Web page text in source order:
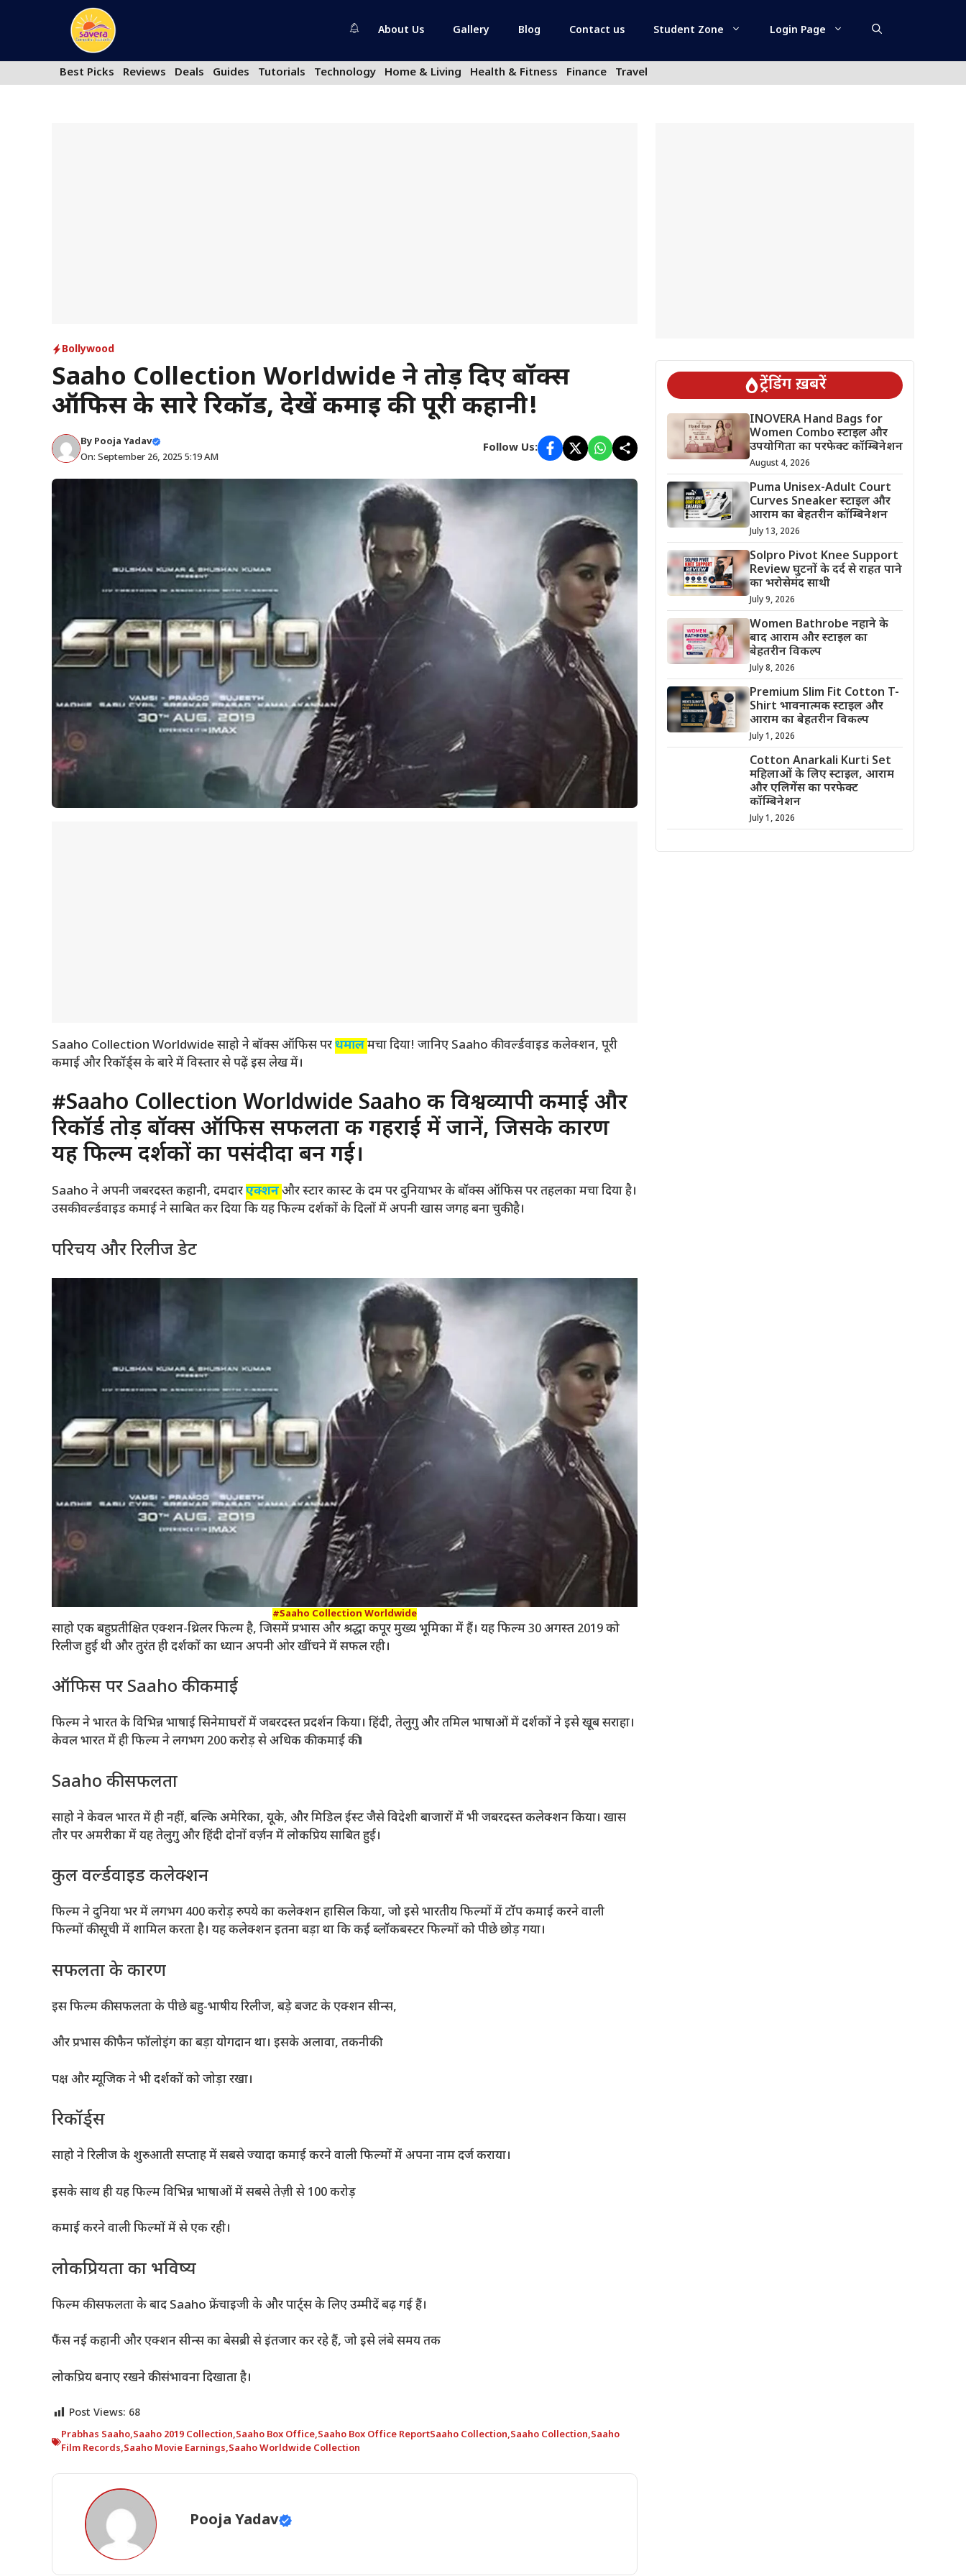
About Us Gallery Blog Contact us Student Zone Login Page
Best Picks Reviews Deals Guides Tutorials Technology Home & Living Health & Fitness Finance Travel
Bollywood
Saaho Collection Worldwide ने तोड़ दिए बॉक्स
ऑफिस के सारे रिकॉर्ड, देखें कमाई की पूरी कहानी!
By Pooja Yadav
On: September 26, 2025 5:19 AM
Follow Us:
Saaho Collection Worldwide साहो ने बॉक्स ऑफिस परधमालमचा दिया! जानिए Saaho की वर्ल्डवाइड कलेक्शन, पूरी
कमाई और रिकॉर्ड्स के बारे में विस्तार से पढ़ें इस लेख में।
#Saaho Collection Worldwide Saaho की विश्वव्यापी कमाई और
रिकॉर्ड तोड़ बॉक्स ऑफिस सफलता की गहराई में जानें, जिसके कारण
यह फिल्म दर्शकों का पसंदीदा बन गई।
Saaho ने अपनी जबरदस्त कहानी, दमदारएक्शनऔर स्टार कास्ट के दम पर दुनियाभर के बॉक्स ऑफिस पर तहलका मचा दिया है।
उसकी वर्ल्डवाइड कमाई ने साबित कर दिया कि यह फिल्म दर्शकों के दिलों में अपनी खास जगह बना चुकी है।
परिचय और रिलीज डेट
#Saaho Collection Worldwide
साहो एक बहुप्रतीक्षित एक्शन-थ्रिलर फिल्म है, जिसमें प्रभास और श्रद्धा कपूर मुख्य भूमिका में हैं। यह फिल्म 30 अगस्त 2019 को
रिलीज हुई थी और तुरंत ही दर्शकों का ध्यान अपनी ओर खींचने में सफल रही।
ऑफिस पर Saaho की कमाई
फिल्म ने भारत के विभिन्न भाषाई सिनेमाघरों में जबरदस्त प्रदर्शन किया। हिंदी, तेलुगु और तमिल भाषाओं में दर्शकों ने इसे खूब सराहा।
केवल भारत में ही फिल्म ने लगभग 200 करोड़ से अधिक की कमाई की।
Saaho की सफलता
साहो ने केवल भारत में ही नहीं, बल्कि अमेरिका, यूके, और मिडिल ईस्ट जैसे विदेशी बाजारों में भी जबरदस्त कलेक्शन किया। खास
तौर पर अमरीका में यह तेलुगु और हिंदी दोनों वर्ज़न में लोकप्रिय साबित हुई।
कुल वर्ल्डवाइड कलेक्शन
फिल्म ने दुनिया भर में लगभग 400 करोड़ रुपये का कलेक्शन हासिल किया, जो इसे भारतीय फिल्मों में टॉप कमाई करने वाली
फिल्मों की सूची में शामिल करता है। यह कलेक्शन इतना बड़ा था कि कई ब्लॉकबस्टर फिल्मों को पीछे छोड़ गया।
सफलता के कारण
इस फिल्म की सफलता के पीछे बहु-भाषीय रिलीज, बड़े बजट के एक्शन सीन्स,
और प्रभास की फैन फॉलोइंग का बड़ा योगदान था। इसके अलावा, तकनीकी
पक्ष और म्यूजिक ने भी दर्शकों को जोड़ा रखा।
रिकॉर्ड्स
साहो ने रिलीज के शुरुआती सप्ताह में सबसे ज्यादा कमाई करने वाली फिल्मों में अपना नाम दर्ज कराया।
इसके साथ ही यह फिल्म विभिन्न भाषाओं में सबसे तेज़ी से 100 करोड़
कमाई करने वाली फिल्मों में से एक रही।
लोकप्रियता का भविष्य
फिल्म की सफलता के बाद Saaho फ्रेंचाइजी के और पार्ट्स के लिए उम्मीदें बढ़ गई हैं।
फैंस नई कहानी और एक्शन सीन्स का बेसब्री से इंतजार कर रहे हैं, जो इसे लंबे समय तक
लोकप्रिय बनाए रखने की संभावना दिखाता है।
Post Views: 68
Prabhas Saaho,Saaho 2019 Collection,Saaho Box Office,Saaho Box Office ReportSaaho Collection,Saaho Collection,Saaho
Film Records,Saaho Movie Earnings,Saaho Worldwide Collection
Pooja Yadav
ट्रेंडिंग ख़बरें
INOVERA Hand Bags for
Women Combo स्टाइल और
उपयोगिता का परफेक्ट कॉम्बिनेशन
August 4, 2026
Puma Unisex-Adult Court
Curves Sneaker स्टाइल और
आराम का बेहतरीन कॉम्बिनेशन
July 13, 2026
Solpro Pivot Knee Support
Review घुटनों के दर्द से राहत पाने
का भरोसेमंद साथी
July 9, 2026
Women Bathrobe नहाने के
बाद आराम और स्टाइल का
बेहतरीन विकल्प
July 8, 2026
Premium Slim Fit Cotton T-
Shirt भावनात्मक स्टाइल और
आराम का बेहतरीन विकल्प
July 1, 2026
Cotton Anarkali Kurti Set
महिलाओं के लिए स्टाइल, आराम
और एलिगेंस का परफेक्ट
कॉम्बिनेशन
July 1, 2026